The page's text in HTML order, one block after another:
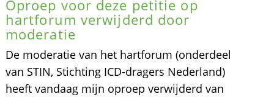
Oproep voor deze petitie op
hartforum verwijderd door
moderatie
De moderatie van het hartforum (onderdeel
van STIN, Stichting ICD-dragers Nederland)
heeft vandaag mijn oproep verwijderd van